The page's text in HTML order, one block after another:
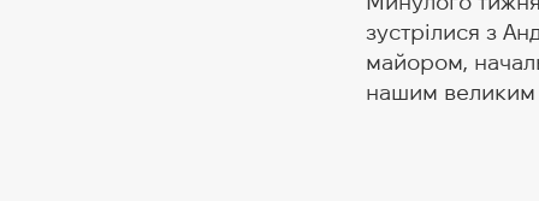
зустрілися з
майором,
нашим великим